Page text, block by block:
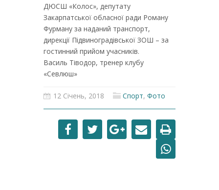
ДЮСШ «Колос», депутату
Закарпатської обласної ради Роману
Фурману за наданий транспорт,
дирекції Підвиноградівської ЗОШ – за
гостинний прийом учасників.
Василь Тіводор, тренер клубу
«Севлюш»
12 Січень, 2018 Спорт, Фото